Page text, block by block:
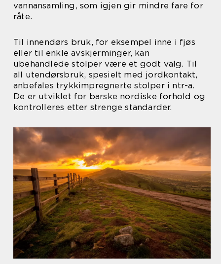
vannansamling, som igjen gir mindre fare for
råte.
Til innendørs bruk, for eksempel inne i fjøs
eller til enkle avskjerminger, kan
ubehandlede stolper være et godt valg. Til
all utendørsbruk, spesielt med jordkontakt,
anbefales trykkimpregnerte stolper i ntr-a.
De er utviklet for barske nordiske forhold og
kontrolleres etter strenge standarder.